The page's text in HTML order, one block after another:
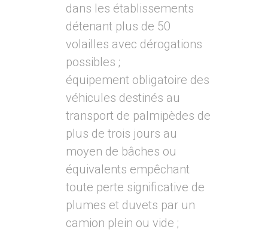
dans les établissements
détenant plus de 50
volailles avec dérogations
possibles ;
équipement obligatoire des
véhicules destinés au
transport de palmipèdes de
plus de trois jours au
moyen de bâches ou
équivalents empêchant
toute perte significative de
plumes et duvets par un
camion plein ou vide ;